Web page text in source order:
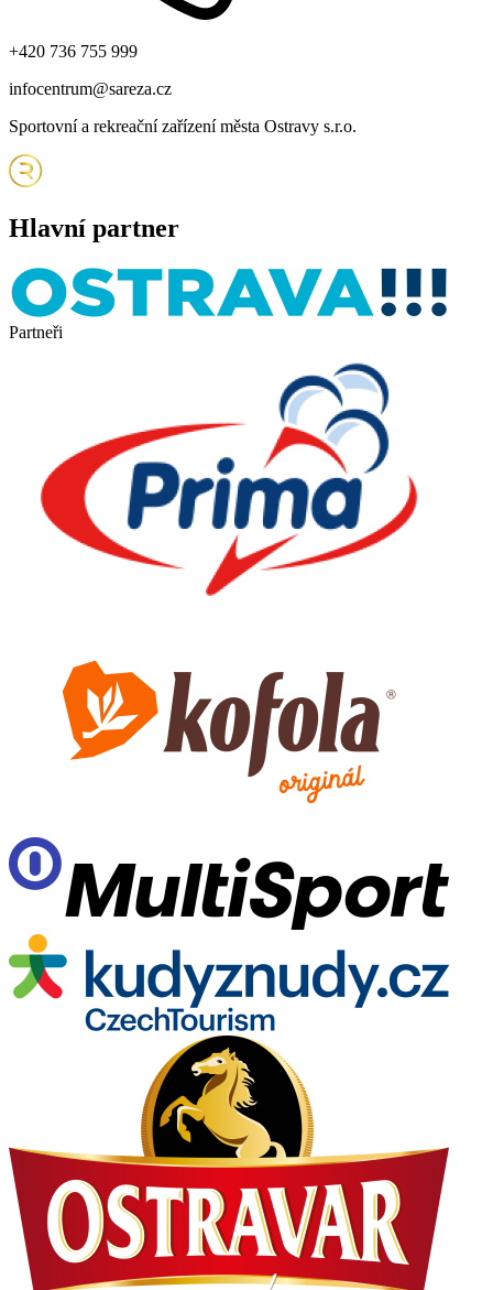
+420 736 755 999
infocentrum@sareza.cz
Sportovní a rekreační zařízení města Ostravy s.r.o.
Hlavní partner
Partneři